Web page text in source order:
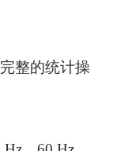
整的统计操